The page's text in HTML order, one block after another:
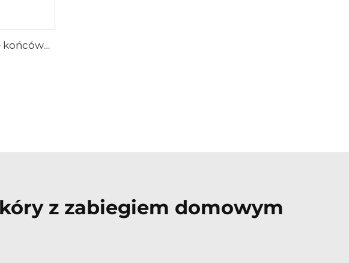
Sylfirm X igłowanie mikroigłowe końcówka rf sylfirm x XE-25 kaseton od firmy Viol
z zabiegiem domowym